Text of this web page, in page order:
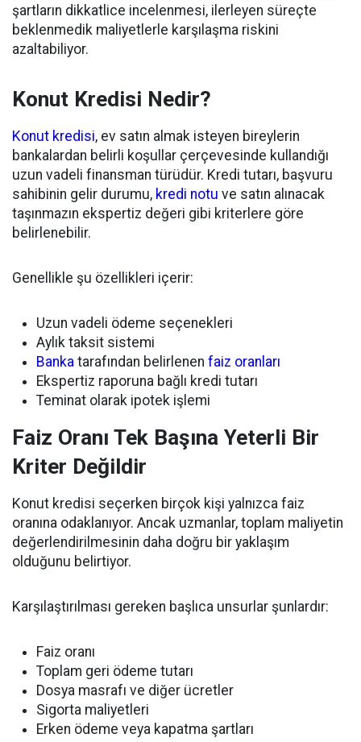
şartların dikkatlice incelenmesi, ilerleyen süreçte
beklenmedik maliyetlerle karşılaşma riskini
azaltabiliyor.
Konut Kredisi Nedir?
Konut kredisi, ev satın almak isteyen bireylerin
bankalardan belirli koşullar çerçevesinde kullandığı
uzun vadeli finansman türüdür. Kredi tutarı, başvuru
sahibinin gelir durumu, kredi notu ve satın alınacak
taşınmazın ekspertiz değeri gibi kriterlere göre
belirlenebilir.
Genellikle şu özellikleri içerir:
Uzun vadeli ödeme seçenekleri
Aylık taksit sistemi
Banka tarafından belirlenen faiz oranları
Ekspertiz raporuna bağlı kredi tutarı
Teminat olarak ipotek işlemi
Faiz Oranı Tek Başına Yeterli Bir
Kriter Değildir
Konut kredisi seçerken birçok kişi yalnızca faiz
oranına odaklanıyor. Ancak uzmanlar, toplam maliyetin
değerlendirilmesinin daha doğru bir yaklaşım
olduğunu belirtiyor.
Karşılaştırılması gereken başlıca unsurlar şunlardır:
Faiz oranı
Toplam geri ödeme tutarı
Dosya masrafı ve diğer ücretler
Sigorta maliyetleri
Erken ödeme veya kapatma şartları